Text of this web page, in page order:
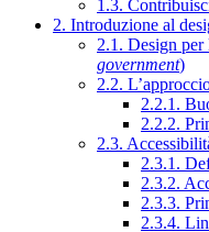
1.3.
2. Introduzione al
2.1. Design per
government)
2.2.
2.2.1.
2.2.2.
2.3.
2.3.1.
2.3.2.
2.3.3.
2.3.4.